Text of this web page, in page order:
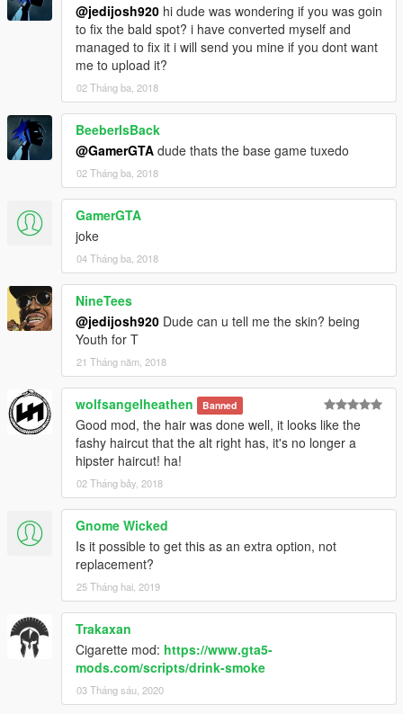
@jedijosh920 hi dude was wondering if you was goin
to fix the bald spot? i have converted myself and
managed to fix it i will send you mine if you dont want
me to upload it?
02 Tháng ba, 2018
BeeberIsBack
@GamerGTA dude thats the base game tuxedo
02 Tháng ba, 2018
GamerGTA
joke
04 Tháng ba, 2018
NineTees
@jedijosh920 Dude can u tell me the skin? being
Youth for T
21 Tháng năm, 2018
wolfsangelheathen Banned
Good mod, the hair was done well, it looks like the
fashy haircut that the alt right has, it's no longer a
hipster haircut! ha!
02 Tháng bảy, 2018
Gnome Wicked
Is it possible to get this as an extra option, not
replacement?
25 Tháng hai, 2019
Trakaxan
Cigarette mod: https://www.gta5-
mods.com/scripts/drink-smoke
03 Tháng sáu, 2020